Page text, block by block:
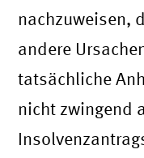
nachzuweisen,
andere
tatsächliche
nicht zwingend